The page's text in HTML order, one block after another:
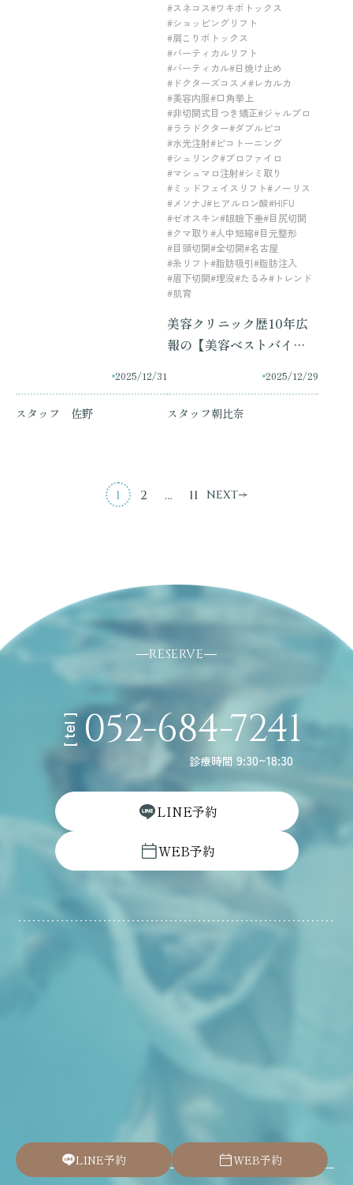
2025/12/31
スタッフ 佐野
#スネコス#ワキボトックス
#ショッピングリフト
#肩こりボトックス
#バーティカルリフト
#バーティカル#日焼け止め
#ドクターズコスメ#レカルカ
#美容内服#口角挙上
#非切開式目つき矯正#ジャルプロ
#ララドクター#ダブルピコ
#水光注射#ピコトーニング
#シュリンク#プロファイロ
#マシュマロ注射#シミ取り
#ミッドフェイスリフト#ノーリス
#メソナJ#ヒアルロン酸#HIFU
#ゼオスキン#眼瞼下垂#目尻切開
#クマ取り #人中短縮#目元整形
#目頭切開#全切開#名古屋
#糸リフト#脂肪吸引#脂肪注入
#眉下切開#埋没#たるみ#トレンド
#肌育
美容クリニック歴10年広
報の【美容ベストバイ
2025/12/29
スタッフ朝比奈
1 2 … 11 NEXT
LINE予約 WEB予約
RESERVE
[ tel ] 052-684-7241
診療時間 9:30~18:30
LINE予約
WEB予約